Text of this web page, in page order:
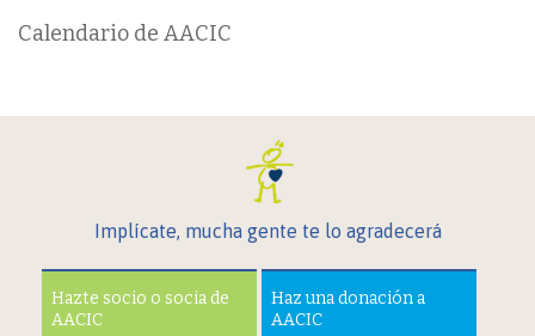
Calendario de AACIC
Implícate, mucha gente te lo agradecerá
Hazte socio o socia de
AACIC
Haz una donación a
AACIC